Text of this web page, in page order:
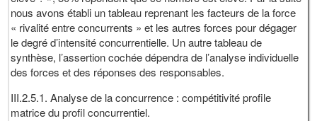
nous avons établi un tableau reprenant les facteurs de la force
« rivalité entre concurrents » et les autres forces pour dégager
le degré d’intensité concurrentielle. Un autre tableau de
synthèse, l’assertion cochée dépendra de l’analyse individuelle
des forces et des réponses des responsables.
III.2.5.1. Analyse de la concurrence : compétitivité profile
matrice du profil concurrentiel.